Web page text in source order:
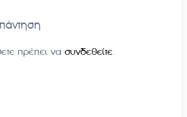
πρέπει να συνδεθείτε.